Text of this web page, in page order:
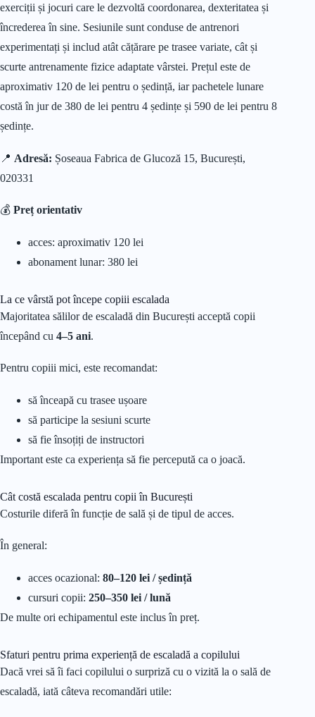
exerciții și jocuri care le dezvoltă coordonarea, dexteritatea și
încrederea în sine. Sesiunile sunt conduse de antrenori
experimentați și includ atât cățărare pe trasee variate, cât și
scurte antrenamente fizice adaptate vârstei. Prețul este de
aproximativ 120 de lei pentru o ședință, iar pachetele lunare
costă în jur de 380 de lei pentru 4 ședințe și 590 de lei pentru 8
ședințe.
📍 Adresă: Șoseaua Fabrica de Glucoză 15, București,
020331
💰 Preț orientativ
acces: aproximativ 120 lei
abonament lunar: 380 lei
La ce vârstă pot începe copiii escalada
Majoritatea sălilor de escaladă din București acceptă copii
începând cu 4–5 ani.
Pentru copiii mici, este recomandat:
să înceapă cu trasee ușoare
să participe la sesiuni scurte
să fie însoțiți de instructori
Important este ca experiența să fie percepută ca o joacă.
Cât costă escalada pentru copii în București
Costurile diferă în funcție de sală și de tipul de acces.
În general:
acces ocazional: 80–120 lei / ședință
cursuri copii: 250–350 lei / lună
De multe ori echipamentul este inclus în preț.
Sfaturi pentru prima experiență de escaladă a copilului
Dacă vrei să îi faci copilului o surpriză cu o vizită la o sală de
escaladă, iată câteva recomandări utile: